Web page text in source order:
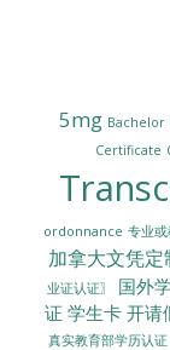
5mg Bachelor
Certificate
ordonnance 专业
加拿大文凭定
业证认证〗
国外
证 学生卡 开请
真实教育部学历认